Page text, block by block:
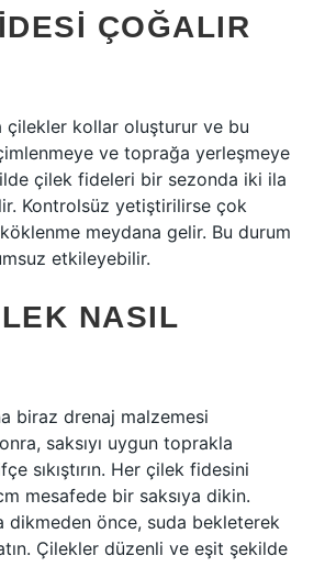
ÇOĞALIR
çilekler kollar oluşturur ve bu
ve toprağa yerleşmeye
çilek fideleri bir sezonda iki ila
Kontrolsüz yetiştirilirse çok
köklenme meydana gelir. Bu durum
etkileyebilir.
NASIL
biraz drenaj malzemesi
saksıyı uygun toprakla
sıkıştırın. Her çilek fidesini
mesafede bir saksıya dikin.
dikmeden önce, suda bekleterek
Çilekler düzenli ve eşit şekilde